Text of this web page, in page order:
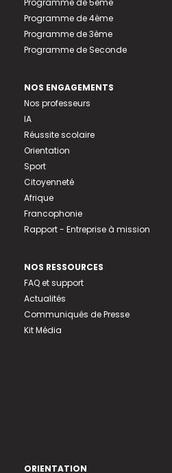
Programme de 4ème
Programme de 3ème
Programme de Seconde
NOS ENGAGEMENTS
Nos professeurs
IA
Réussite scolaire
Orientation
Sport
Citoyenneté
Afrique
Francophonie
Rapport - Entreprise à mission
NOS RESSOURCES
FAQ et support
Actualités
Communiqués de Presse
Kit Média
ORIENTATION